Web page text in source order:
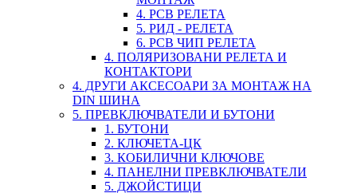
4. PCB РЕЛЕТА
5. РИД - РЕЛЕТА
6. PCB ЧИП РЕЛЕТА
4. ПОЛЯРИЗОВАНИ РЕЛЕТА И
КОНТАКТОРИ
4. ДРУГИ АКСЕСОАРИ ЗА МОНТАЖ НА
DIN ШИНА
5. ПРЕВКЛЮЧВАТЕЛИ И БУТОНИ
1. БУТОНИ
2. КЛЮЧЕТА-ЦК
3. КОБИЛИЧНИ КЛЮЧОВЕ
4. ПАНЕЛНИ ПРЕВКЛЮЧВАТЕЛИ
5. ДЖОЙСТИЦИ